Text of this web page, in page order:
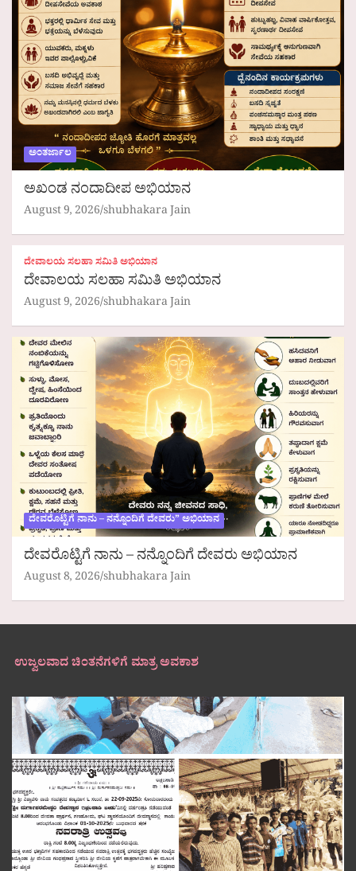
ಅಂತರ್ಜಾಲ
ಅಖಂಡ ನಂದಾದೀಪ ಅಭಿಯಾನ
August 9, 2026 shubhakara Jain
ದೇವಾಲಯ ಸಲಹಾ ಸಮಿತಿ ಅಭಿಯಾನ
ದೇವಾಲಯ ಸಲಹಾ ಸಮಿತಿ ಅಭಿಯಾನ
August 9, 2026 shubhakara Jain
ದೇವರೊಟ್ಟಿಗೆ ನಾನು – ನನ್ನೊಂದಿಗೆ ದೇವರು” ಅಭಿಯಾನ
ದೇವರೊಟ್ಟಿಗೆ ನಾನು – ನನ್ನೊಂದಿಗೆ ದೇವರು ಅಭಿಯಾನ
August 8, 2026 shubhakara Jain
ಉಜ್ವಲವಾದ ಚಿಂತನೆಗಳಿಗೆ ಮಾತ್ರ ಅವಕಾಶ